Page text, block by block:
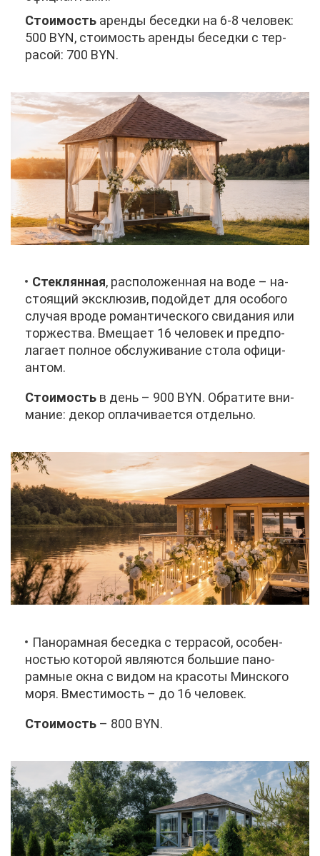
Сто­и­мость арен­ды бе­сед­ки на 6-8 че­ло­век:
500 BYN, сто­и­мость арен­ды бе­сед­ки с тер­
ра­сой: 700 BYN.
Стек­лян­ная, рас­по­ло­жен­ная на во­де – на­
сто­я­щий экс­клю­зив, по­дой­дет для осо­бо­го
слу­чая вро­де ро­ман­ти­че­ско­го сви­да­ния или
тор­же­ства. Вме­ща­ет 16 че­ло­век и пред­по­
ла­га­ет пол­ное об­слу­жи­ва­ние сто­ла офи­ци­
ан­том.
Сто­и­мость в день – 900 BYN. Об­ра­ти­те вни­
ма­ние: де­кор опла­чи­ва­ет­ся от­дель­но.
Па­но­рам­ная бе­сед­ка с тер­ра­сой, осо­бен­
но­стью ко­то­рой яв­ля­ют­ся боль­шие па­но­
рам­ные ок­на с ви­дом на кра­со­ты Мин­ско­го
мо­ря. Вме­сти­мость – до 16 че­ло­век.
Сто­и­мость – 800 BYN.